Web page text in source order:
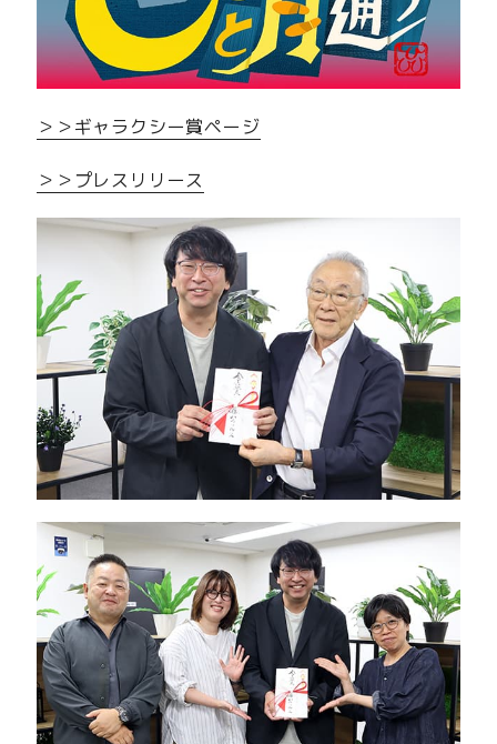
＞＞ギャラクシー賞ページ
＞＞プレスリリース